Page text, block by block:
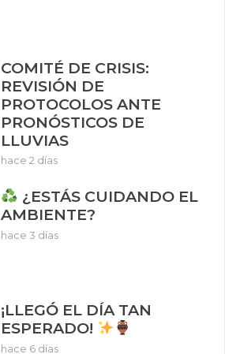
COMITÉ DE CRISIS:
REVISIÓN DE
PROTOCOLOS ANTE
PRONÓSTICOS DE
LLUVIAS
hace 2 días
¿ESTÁS CUIDANDO EL
AMBIENTE?
hace 3 días
¡LLEGÓ EL DÍA TAN
ESPERADO!
hace 6 días